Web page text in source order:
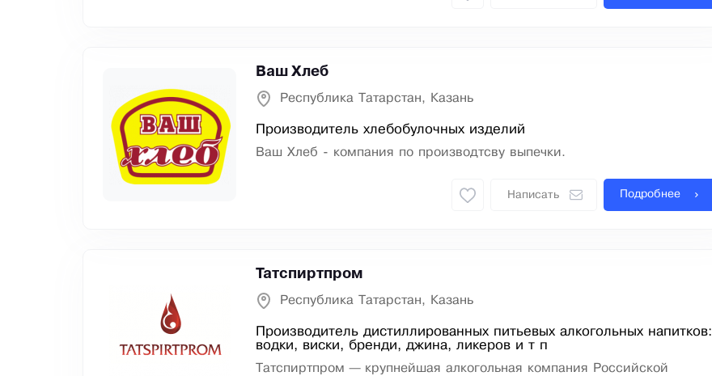
Ваш Хлеб
Республика Татарстан, Казань
Производитель хлебобулочных изделий
Ваш Хлеб - компания по производтсву выпечки.
Написать Подробнее
Татспиртпром
Республика Татарстан, Казань
Производитель дистиллированных питьевых алкогольных напитков:
водки, виски, бренди, джина, ликеров и т п
Татспиртпром — крупнейшая алкогольная компания Российской